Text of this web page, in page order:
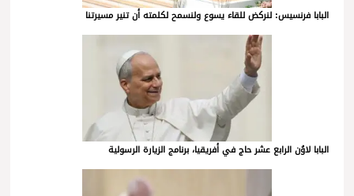
البابا فرنسيس: لنركض للقاء يسوع ولنسمح لكلمته أن تنير مسيرتنا
البابا لاوُن الرابع عشر حاج في أفريقيا، برنامج الزيارة الرسولية